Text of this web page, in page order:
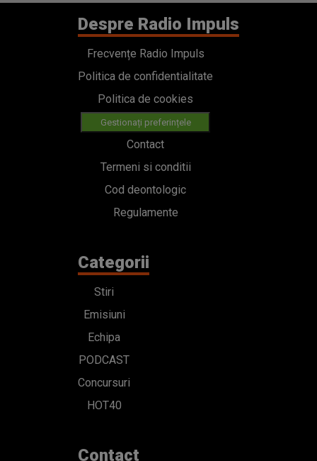
Despre Radio Impuls
Frecvențe Radio Impuls
Politica de confidentialitate
Politica de cookies
Gestionați preferințele
Contact
Termeni si conditii
Cod deontologic
Regulamente
Categorii
Stiri
Emisiuni
Echipa
PODCAST
Concursuri
HOT40
Contact